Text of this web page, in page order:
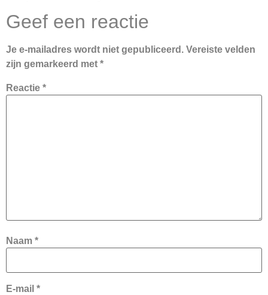
Geef een reactie
Je e-mailadres wordt niet gepubliceerd. Vereiste velden
zijn gemarkeerd met *
Reactie *
Naam *
E-mail *